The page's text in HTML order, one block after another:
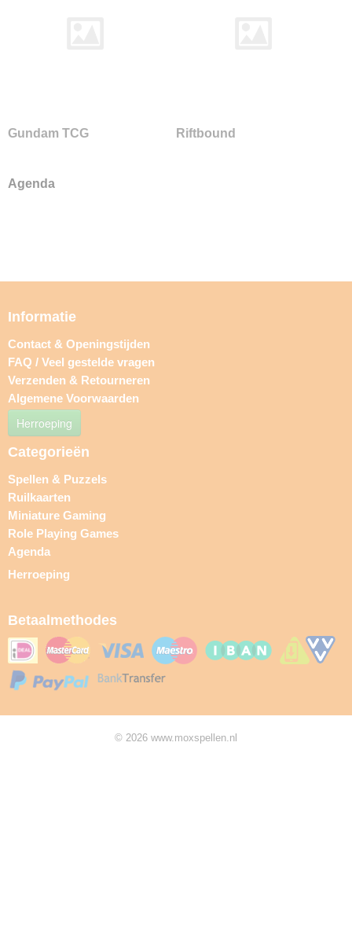
Gundam TCG Riftbound
Agenda
Informatie
Contact & Openingstijden
FAQ / Veel gestelde vragen
Verzenden & Retourneren
Algemene Voorwaarden
Herroeping
Categorieën
Spellen & Puzzels
Ruilkaarten
Miniature Gaming
Role Playing Games
Agenda
Herroeping
Betaalmethodes
© 2026 www.moxspellen.nl